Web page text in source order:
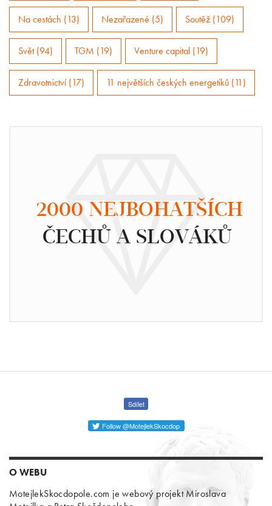
Na cestách (13) Nezařazené (5) Soutěž (109)
Svět (94) TGM (19) Venture capital (19)
Zdravotnictví (17) 11 největších českých energetiků (11)
2000 NEJBOHATŠÍCH
ČECHŮ A SLOVÁKŮ
Sdílet
Follow @MotejlekSkocdop
O WEBU
MotejlekSkocdopole.com je webový projekt Miroslava